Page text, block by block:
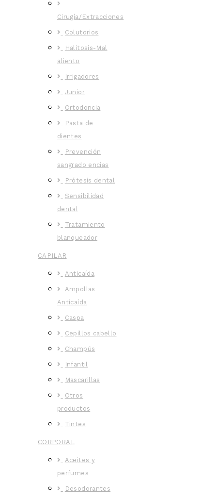
Cirugía/Extracciones
Colutorios
Halitosis-Mal
aliento
Irrigadores
Junior
Ortodoncia
Pasta de
dientes
Prevención
sangrado encías
Prótesis dental
Sensibilidad
dental
Tratamiento
blanqueador
CAPILAR
Anticaída
Ampollas
Anticaída
Caspa
Cepillos cabello
Champús
Infantil
Mascarillas
Otros
productos
Tintes
CORPORAL
Aceites y
perfumes
Desodorantes